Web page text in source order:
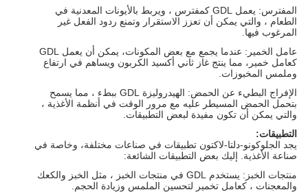
المفترس: يعمل GDL كمفترس ، ويربط بالأيونات المعدنية في
الطعام ، والتي يمكن أن تعزز الاستقرار وتمنع ردود الفعل غير
المرغوب فيها.
عامل الخمير: عندما يجمع مع بعض المكونات، يمكن أن يعمل GDL
كعامل خمير، مما ينتج غاز ثاني أكسيد الكربون ويساهم في ارتفاع
وملمس المخبوزات.
الإفراج البطيء عن الحمض: الهيدروليزة GDL ببطء ، مما يسمح
بتحمل الحمض المسيطر عليه مع مرور الوقت في أنظمة الأغذية ،
والتي يمكن أن تكون مفيدة لبعض التطبيقات.
التطبيقات:
يجد الجلوكونو-دلتا-لاكتون تطبيقات في صناعات مختلفة، وخاصة في
صناعة الأغذية. إليك بعض التطبيقات الشائعة:
منتجات الخبز: يستخدم GDL في منتجات الخبز ، مثل الخبز والكعك
والمعجنات ، كعامل تخمير لتحسين الملمس وزيادة الحجم.